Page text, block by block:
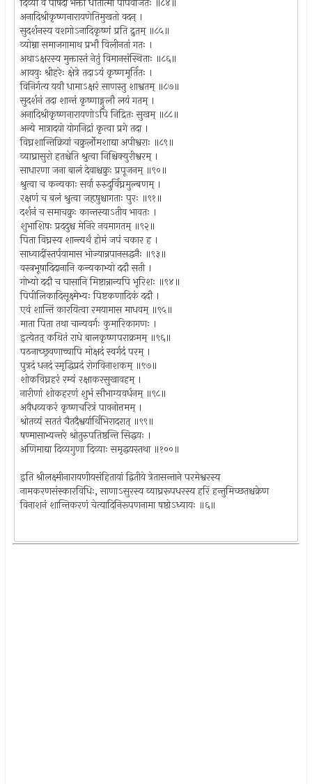
अनादिश्रीकृष्णनारायणेतिमुखतो वदन् ।
सुदर्शनस्य वशगोऽनादिकृष्णं प्रति द्रुतम् ॥८५॥
व्योम्ना समाजगामाथ प्रभौ विलीनतां गतः ।
अथाऽक्षरस्य मुक्तास्तं नेतुं विमानसंस्थिताः ॥८६॥
आययुः श्रीहरेः क्षेत्रे तदाऽयं कृष्णमूर्तितः ।
विनिर्गत्य ययौ धामाऽक्षरं साणस्तु शाश्वतम् ॥८७॥
सुदर्शनं तदा शान्तं कृष्णाङ्गुलौ लयं गतम् ।
अनादिश्रीकृष्णनारायणोऽपि निद्रितः सुखम् ॥८८॥
अन्ये मात्रादयो योगनिद्रां कृत्वा प्रगे तदा ।
विघ्नशान्तिक्रियां चक्रुर्लोमशाद्या अपीश्वराः ॥८९॥
व्याघ्रासुरो हतश्चेति श्रुत्वा निश्चिक्युरीश्वरम् ।
साधारणा जना बालं देवाश्चक्रुः प्रपूजनम् ॥९०॥
श्रुत्वा च कन्यकाः सर्वा रुरुदुर्विघ्नमुल्बणम् ।
रक्षणं च बलं श्रुत्वा जहृषुश्चागताः पुरः ॥९१॥
दर्शनं च समाचक्रुः कान्तस्याऽतीव भावतः ।
शुभाशिषः प्रददुश्च मेनिरे नवमागतम् ॥९२॥
पिता विघ्नस्य शान्त्यर्थं होमं जपं चकार ह ।
साध्वादींस्तर्पयामास भोज्यान्नपानसद्धनैः ॥९३॥
वस्त्रभूषादिदानानि कन्यकाभ्यो ददौ सती ।
गोभ्यो ददौ च घासानि मिष्टान्नान्यपि भूरिशः ॥९४॥
पिपीलिकादिसूक्ष्मेभ्यः पिष्टकणादिकं ददौ ।
एवं शान्तिं कारयित्वा रमयामास माधवम् ॥९५॥
माता पिता तथा चान्यवर्गः कुमारिकागणः ।
इत्येतत् कथितं राधे बालकृष्णपराक्रमम् ॥९६॥
पठनाच्छ्रवणाच्चापि मोक्षदं स्वर्गदं परम् ।
पुत्रदं धनदं स्मृद्धिप्रदं रोगविनाशकम् ॥९७॥
शोकविघ्नहरं रम्यं रक्षाकरसुखावहम् ।
नारीणां शोकहरणं शुभं सौभाग्यवर्धनम् ॥९८॥
अवैधव्यकरं कृष्णचरित्रं पावनोत्तमम् ।
श्रोतव्यं सततं चैतदैश्वर्यार्थिभिरादरात् ॥९९॥
षण्मासाभ्यन्तरे श्रोतुरुपतिष्ठन्ति सिद्धयः ।
अणिमाद्या दिव्यगुणा दिव्याः समृद्धयस्तथा ॥१००॥
इति श्रीलक्ष्मीनारायणीयसंहितायां द्वितीये त्रेतासन्ताने परमेश्वरस्य
नामकरणसंस्कारविधिः, साणाऽसुरस्य व्याघ्ररूपधरस्य हरिं हन्तुमिच्छतश्चक्रेण
विनाशनं शान्तिकरणं चेत्यादिनिरूपणनामा षष्ठोऽध्यायः ॥६॥